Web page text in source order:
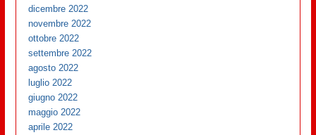
dicembre 2022
novembre 2022
ottobre 2022
settembre 2022
agosto 2022
luglio 2022
giugno 2022
maggio 2022
aprile 2022